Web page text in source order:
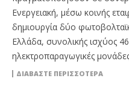
Ενεργειακή, μέσω κοινής
δημιουργία δύο
Ελλάδα, συνολικής ισχύος
ηλεκτροπαραγωγικές
ΔΙΑΒΆΣΤΕ ΠΕΡΙΣΣΌΤΕΡΑ